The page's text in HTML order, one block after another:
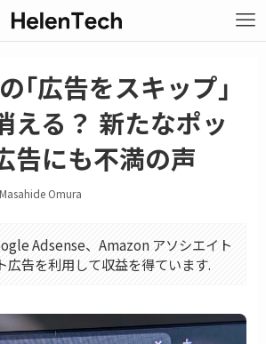
｢広告をスキップ｣
える？ 新たなポッ
告にも不満の声
Masahide Omura
Adsense、Amazon アソシエイト
広告を利用して収益を得ています.